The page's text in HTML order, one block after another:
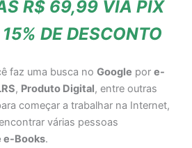
R$ 69,99 VIA PIX
DE DESCONTO
faz uma busca noGoogle pore-
, Produto Digital, entre outras
começar a trabalhar na Internet,
várias pessoas
e-Books.